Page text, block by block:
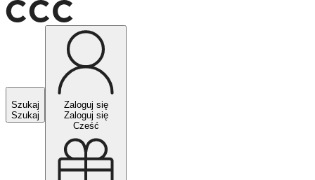
Szukaj
Szukaj
Zaloguj się
Zaloguj się
Cześć